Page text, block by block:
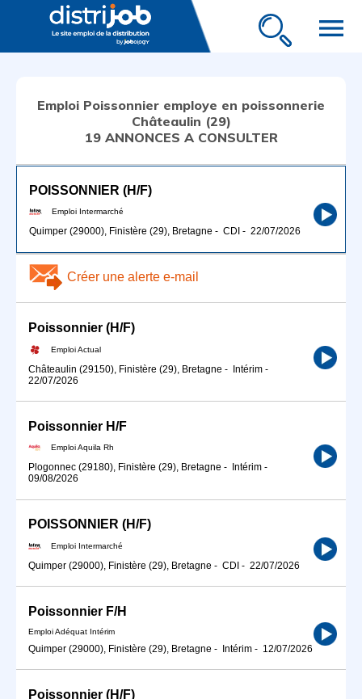
menu
Emploi Poissonnier employe en poissonnerie
Châteaulin (29)
19 ANNONCES A CONSULTER
POISSONNIER (H/F)
Emploi Intermarché
Quimper (29000), Finistère (29), Bretagne - CDI - 22/07/2026
Créer une alerte e-mail
Poissonnier (H/F)
Emploi Actual
Châteaulin (29150), Finistère (29), Bretagne - Intérim -
22/07/2026
Poissonnier H/F
Emploi Aquila Rh
Plogonnec (29180), Finistère (29), Bretagne - Intérim -
09/08/2026
POISSONNIER (H/F)
Emploi Intermarché
Quimper (29000), Finistère (29), Bretagne - CDI - 22/07/2026
Poissonnier F/H
Emploi Adéquat Intérim
Quimper (29000), Finistère (29), Bretagne - Intérim - 12/07/2026
Poissonnier (H/F)